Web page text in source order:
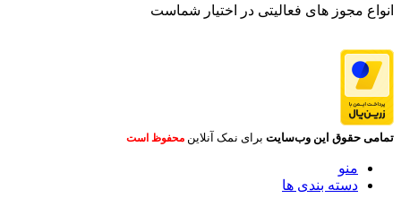
انواع مجوز های فعالیتی در اختیار شماست
تمامی حقوق این وب‌سایت برای نمک آنلاین محفوظ است
منو
دسته بندی ها